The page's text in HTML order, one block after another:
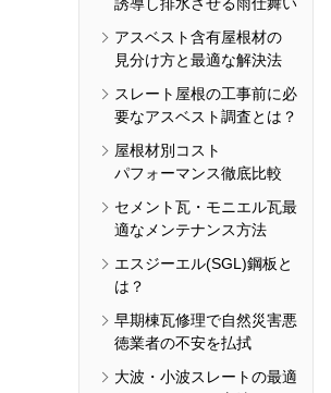
アスベスト含有屋根材の
見分け方と最適な解決法
スレート屋根の工事前に必
要なアスベスト調査とは？
屋根材別コスト
パフォーマンス徹底比較
セメント瓦・モニエル瓦最
適なメンテナンス方法
エスジーエル(SGL)鋼板と
は？
早期棟瓦修理で自然災害悪
徳業者の不安を払拭
大波・小波スレートの最適